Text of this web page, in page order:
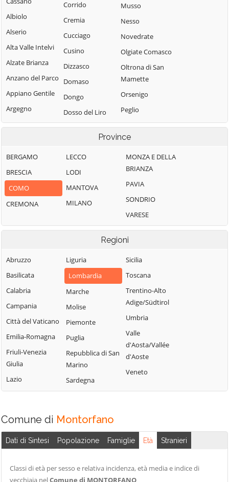
Albiolo
Alserio
Alta Valle Intelvi
Alzate Brianza
Anzano del Parco
Appiano Gentile
Argegno
Arosio
Barni
Bellagio
Bene Lario
Beregazzo con
Binago
Blessagno
Blevio
Bregnano
Brenna
Brienno
Brunate
Bulgarograsso
Cabiate
Cadorago
Canzo
Intimiano
Corrido
Cremia
Cucciago
Cusino
Dizzasco
Domaso
Dongo
Dosso del Liro
Erba
Faggeto Lario
Faloppio
Fenegrò
Figino Serenza
Grandate
Grandola ed Uniti
Gravedona ed
Uniti
Griante
Guanzate
Inverigo
Laglio
Laino
Lasnigo
Lezzeno
Limido Comasco
Livo
Musso
Nesso
Novedrate
Olgiate Comasco
Oltrona di San
Mamette
Orsenigo
Peglio
Pianello del Lario
Pigra
Plesio
Pognana Lario
Ponna
Ponte Lambro
Porlezza
Proserpio
Rezzago
Rodero
Rovellasca
Rovello Porro
San Bartolomeo
Val Cavargna
San Nazzaro Val
Schignano
Solbiate con
Cagno
Province
BERGAMO
BRESCIA
COMO
CREMONA
LECCO
LODI
MANTOVA
MILANO
MONZA E DELLA
BRIANZA
PAVIA
SONDRIO
VARESE
Regioni
Abruzzo
Basilicata
Calabria
Campania
Città del Vaticano
Emilia-Romagna
Friuli-Venezia
Giulia
Lazio
Liguria
Lombardia
Marche
Molise
Piemonte
Puglia
Repubblica di San
Marino
Sardegna
Sicilia
Toscana
Trentino-Alto
Adige/Südtirol
Umbria
Valle
d'Aosta/Vallée
d'Aoste
Veneto
Comune di Montorfano
Dati di Sintesi Popolazione Famiglie Età Stranieri
Classi di età per sesso e relativa incidenza, età media e indice di
vecchiaia nelComune di MONTORFANO